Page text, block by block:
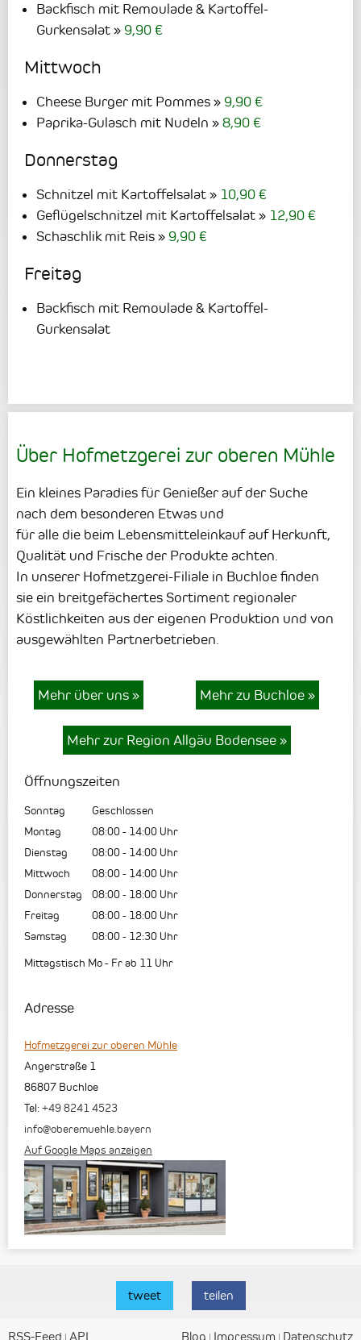
Backfisch mit Remoulade & Kartoffel-
Gurkensalat
9,90 €
Mittwoch
Cheese Burger mit Pommes
9,90 €
Paprika-Gulasch mit Nudeln
8,90 €
Donnerstag
Schnitzel mit Kartoffelsalat
10,90 €
Geflügelschnitzel mit Kartoffelsalat
12,90 €
Schaschlik mit Reis
9,90 €
Freitag
Backfisch mit Remoulade & Kartoffel-
Gurkensalat
Über Hofmetzgerei zur oberen Mühle
Ein kleines Paradies für Genießer auf der Suche
nach dem besonderen Etwas und
für alle die beim Lebensmitteleinkauf auf Herkunft,
Qualität und Frische der Produkte achten.
In unserer Hofmetzgerei-Filiale in Buchloe finden
sie ein breitgefächertes Sortiment regionaler
Köstlichkeiten aus der eigenen Produktion und von
ausgewählten Partnerbetrieben.
Mehr über uns» Mehr zu Buchloe »
Mehr zur Region Allgäu Bodensee »
Öffnungszeiten
Sonntag
Geschlossen
Montag
08:00- 14:00 Uhr
Dienstag
08:00- 14:00 Uhr
Mittwoch
08:00- 14:00 Uhr
Donnerstag
08:00- 18:00 Uhr
Freitag
08:00- 18:00 Uhr
Samstag
08:00- 12:30 Uhr
Mittagstisch Mo - Fr ab 11 Uhr
Adresse
Hofmetzgerei zur oberen Mühle
Angerstraße 1
86807 Buchloe
Tel: +49 8241 4523
info@oberemuehle.bayern
Auf Google Maps anzeigen
tweet teilen
RSS-Feed | API Blog | Impressum | Datenschutz